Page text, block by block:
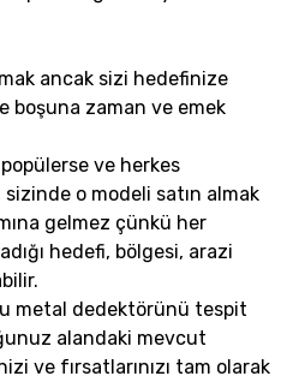
ancak sizi hedefinize
boşuna zaman ve emek
ve herkes
sizinde o modeli satın almak
gelmez çünkü her
hedefi, bölgesi, arazi
metal dedektörünü tespit
alandaki mevcut
ve fırsatlarınızı tam olarak